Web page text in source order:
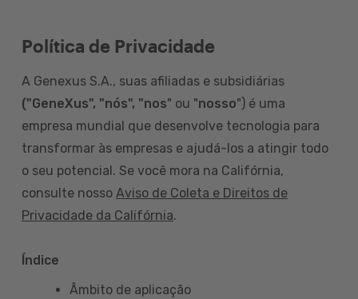
Política de Privacidade
A Genexus S.A., suas afiliadas e subsidiárias
("GeneXus", "nós", "nos" ou "nosso") é uma
empresa mundial que desenvolve tecnologia para
transformar às empresas e ajudá-los a atingir todo
o seu potencial. Se você mora na Califórnia,
consulte nosso Aviso de Coleta e Direitos de
Privacidade da Califórnia.
Índice
Âmbito de aplicação